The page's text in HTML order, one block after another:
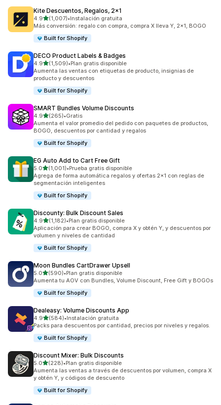
Kite Descuentos, Regalos, 2x1
4.9de 5 estrellas
(1,007)
1007 reseñas en total
•Instalación gratuita
Más conversión: regalo con compra, compra X lleva Y, 2x1, BOGO
Built for Shopify
DECO Product Labels & Badges
4.9de 5 estrellas
(1,509)
1509 reseñas en total
•Plan gratis disponible
Aumenta las ventas con etiquetas de producto, insignias de
producto y descuentos
Built for Shopify
SMART Bundles Volume Discounts
4.9de 5 estrellas
(265)
265 reseñas en total
•Gratis
Aumenta el valor promedio del pedido con paquetes de productos,
BOGO, descuentos por cantidad y regalos
Built for Shopify
EG Auto Add to Cart Free Gift
5.0de 5 estrellas
(1,001)
1001 reseñas en total
•Prueba gratis disponible
Agrega de forma automática regalos y ofertas 2x1 con reglas de
segmentación inteligentes
Built for Shopify
Discounty: Bulk Discount Sales
4.9de 5 estrellas
(1,182)
1182 reseñas en total
•Plan gratis disponible
Aplicación para crear BOGO, compra X y obtén Y, y descuentos por
volumen y niveles de cantidad
Built for Shopify
Moon Bundles CartDrawer Upsell
5.0de 5 estrellas
(590)
590 reseñas en total
•Plan gratis disponible
Aumenta tu AOV con Bundles, Volume Discount, Free Gift y BOGOs
Built for Shopify
Dealeasy: Volume Discounts App
4.9de 5 estrellas
(584)
584 reseñas en total
•Instalación gratuita
Packs para descuentos por cantidad, precios por niveles y regalos.
Built for Shopify
Discount Mixer: Bulk Discounts
5.0de 5 estrellas
(228)
228 reseñas en total
•Plan gratis disponible
Aumenta las ventas a través de descuentos por volumen, compra X
y obtén Y, y códigos de descuento
Built for Shopify